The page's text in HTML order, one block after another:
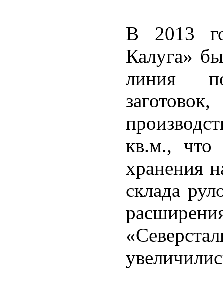
В 2013
Калуга»
линия
кв.м., что
хранения
склада